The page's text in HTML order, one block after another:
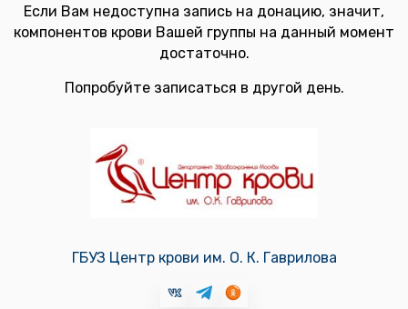
Если Вам недоступна запись на донацию, значит,
компонентов крови Вашей группы на данный момент
достаточно.
Попробуйте записаться в другой день.
ГБУЗ Центр крови им. О. К. Гаврилова